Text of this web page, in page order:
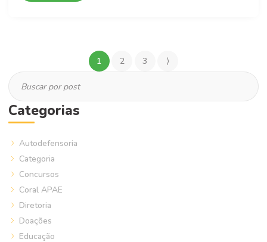
1 2 3 ⟩
Categorias
Autodefensoria
Categoria
Concursos
Coral APAE
Diretoria
Doações
Educação